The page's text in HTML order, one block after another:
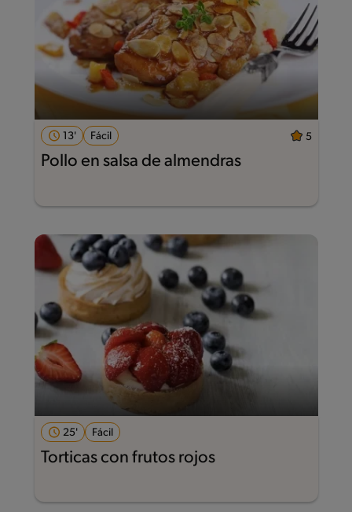
13' Fácil 5
Pollo en salsa de almendras
25' Fácil
Torticas con frutos rojos